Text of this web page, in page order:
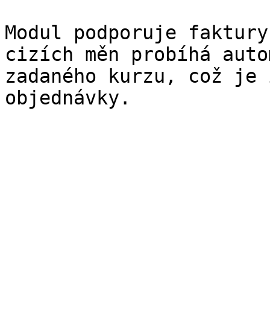
Modul podporuje
cizích měn probíhá
zadaného kurzu, což